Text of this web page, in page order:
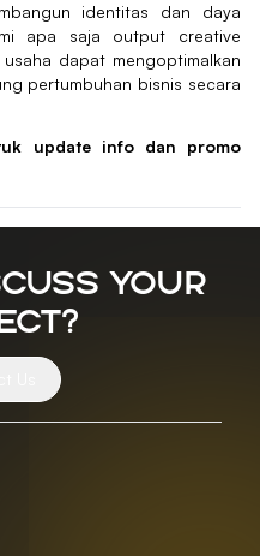
identitas dan daya
apa saja output creative
dapat mengoptimalkan
pertumbuhan bisnis secara
update info dan promo
your